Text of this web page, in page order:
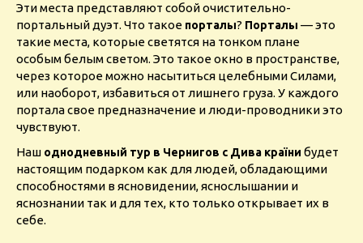
Эти места представляют собой очистительно-
портальный дуэт. Что такое порталы? Порталы — это
такие места, которые светятся на тонком плане
особым белым светом. Это такое окно в пространстве,
через которое можно насытиться целебными Силами,
или наоборот, избавиться от лишнего груза. У каждого
портала свое предназначение и люди-проводники это
чувствуют.
Наш однодневный тур в Чернигов с Дива країни будет
настоящим подарком как для людей, обладающими
способностями в ясновидении, яснослышании и
яснознании так и для тех, кто только открывает их в
себе.